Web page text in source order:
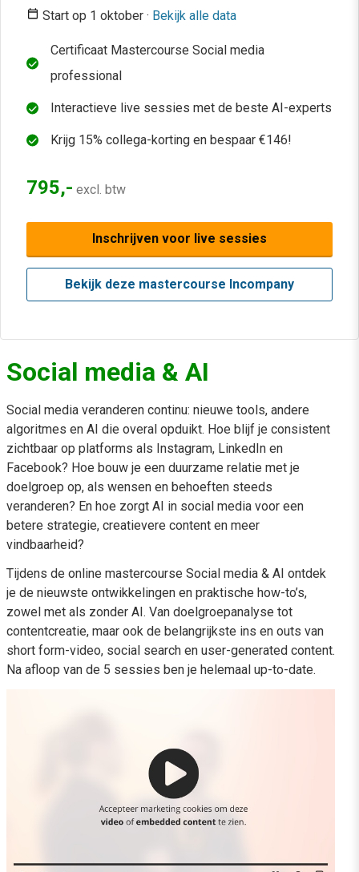
Social media & AI
Social media veranderen continu: nieuwe tools, andere
algoritmes en AI die overal opduikt. Hoe blijf je consistent
zichtbaar op platforms als Instagram, LinkedIn en
Facebook? Hoe bouw je een duurzame relatie met je
doelgroep op, als wensen en behoeften steeds
veranderen? En hoe zorgt AI in social media voor een
betere strategie, creatievere content en meer
vindbaarheid?
Tijdens de online mastercourse Social media & AI ontdek
je de nieuwste ontwikkelingen en praktische how-to’s,
zowel met als zonder AI. Van doelgroepanalyse tot
contentcreatie, maar ook de belangrijkste ins en outs van
short form-video, social search en user-generated content.
Na afloop van de 5 sessies ben je helemaal up-to-date.
Start op 1 oktober · Bekijk alle data
Inschrijven voor live sessies
Bekijk deze mastercourse Incompany
795,- excl. btw
Certificaat Mastercourse Social media
professional
Interactieve live sessies met de beste AI-experts
Krijg 15% collega-korting en bespaar €146!